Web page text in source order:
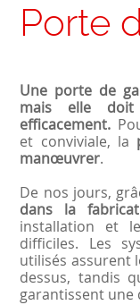
Porte
Une porte de
mais elle doit
efficacement.
et conviviale, la
manœuvrer.
De nos jours,
dans la
installation et
difficiles. Les
utilisés assurent
dessus, tandis
garantissent une